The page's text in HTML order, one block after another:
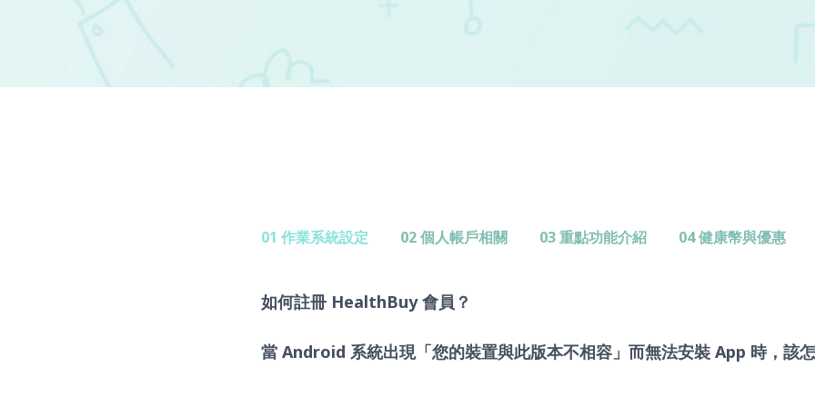
01 作業系統設定 02 個人帳戶相關 03 重點功能介紹 04 健康幣與優惠
如何註冊 HealthBuy 會員？
當 Android 系統出現「您的裝置與此版本不相容」而無法安裝 App 時，該